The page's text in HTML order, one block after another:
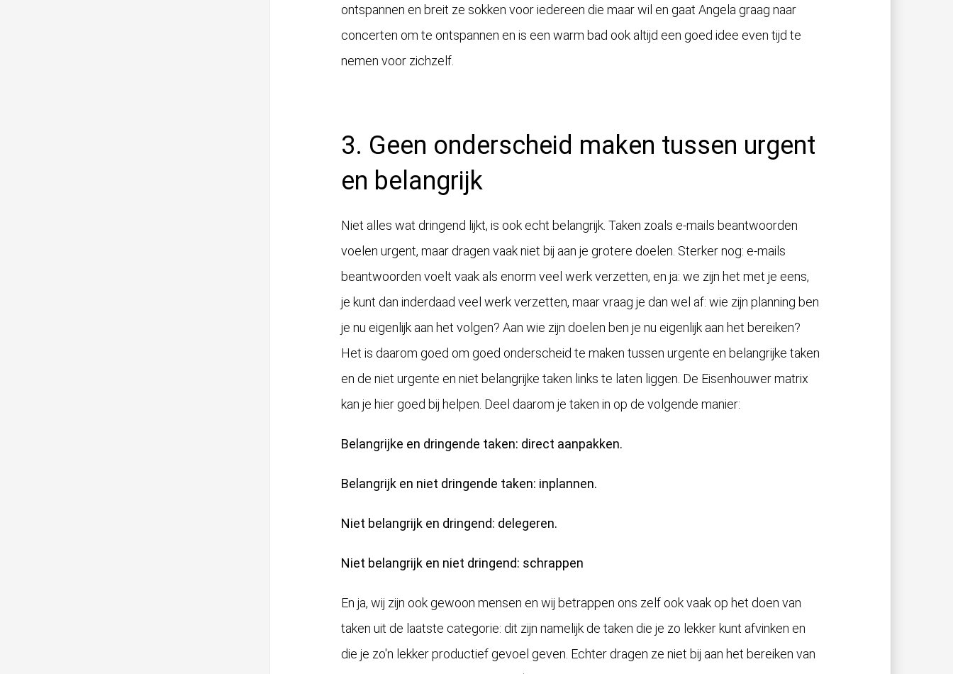
ontspannen en breit ze sokken voor iedereen die maar wil en gaat Angela graag naar
concerten om te ontspannen en is een warm bad ook altijd een goed idee even tijd te
nemen voor zichzelf.
3. Geen onderscheid maken tussen urgent
en belangrijk
Niet alles wat dringend lijkt, is ook echt belangrijk. Taken zoals e-mails beantwoorden
voelen urgent, maar dragen vaak niet bij aan je grotere doelen. Sterker nog: e-mails
beantwoorden voelt vaak als enorm veel werk verzetten, en ja: we zijn het met je eens,
je kunt dan inderdaad veel werk verzetten, maar vraag je dan wel af: wie zijn planning ben
je nu eigenlijk aan het volgen? Aan wie zijn doelen ben je nu eigenlijk aan het bereiken?
Het is daarom goed om goed onderscheid te maken tussen urgente en belangrijke taken
en de niet urgente en niet belangrijke taken links te laten liggen. De Eisenhouwer matrix
kan je hier goed bij helpen. Deel daarom je taken in op de volgende manier:
Belangrijke en dringende taken: direct aanpakken.
Belangrijk en niet dringende taken: inplannen.
Niet belangrijk en dringend: delegeren.
Niet belangrijk en niet dringend: schrappen
En ja, wij zijn ook gewoon mensen en wij betrappen ons zelf ook vaak op het doen van
taken uit de laatste categorie: dit zijn namelijk de taken die je zo lekker kunt afvinken en
die je zo'n lekker productief gevoel geven. Echter dragen ze niet bij aan het bereiken van